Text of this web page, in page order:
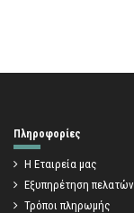
Πληροφορίες
Η Εταιρεία μας
Εξυπηρέτηση πελατών
Τρόποι πληρωμής